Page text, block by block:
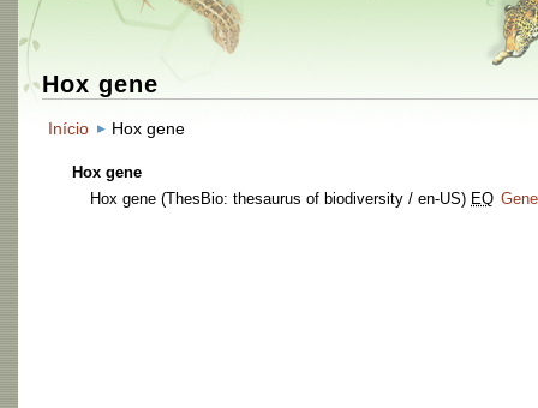
Hox gene
Início Hox gene
Hox gene
Hox gene (ThesBio: thesaurus of biodiversity / en-US) EQ